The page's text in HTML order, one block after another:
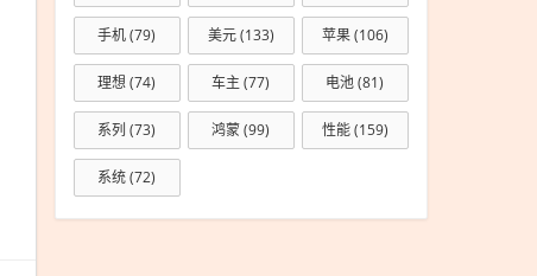
手机(79) 美元(133) 苹果(106)
理想(74) 车主 (77) 电池(81)
系列 (73) 鸿蒙(99) 性能(159)
系统(72)